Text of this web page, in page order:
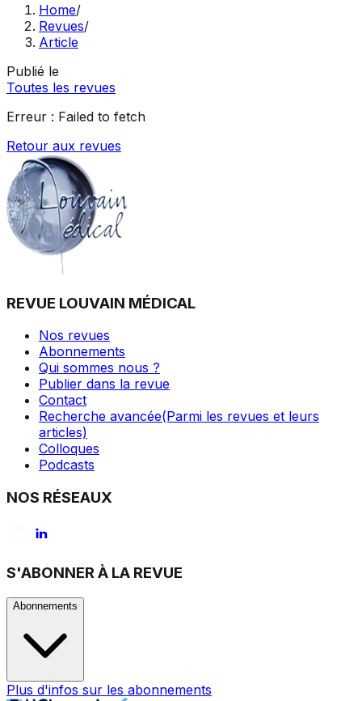
Home/
Revues/
Article
Publié le
Toutes les revues
Erreur : Failed to fetch
Retour aux revues
REVUE LOUVAIN MÉDICAL
Nos revues
Abonnements
Qui sommes nous ?
Publier dans la revue
Contact
Recherche avancée(Parmi les revues et leurs
articles)
Colloques
Podcasts
NOS RÉSEAUX
S'ABONNER À LA REVUE
Abonnements
Plus d'infos sur les abonnements